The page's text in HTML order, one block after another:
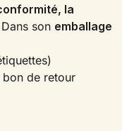
la
son emballage
de retour